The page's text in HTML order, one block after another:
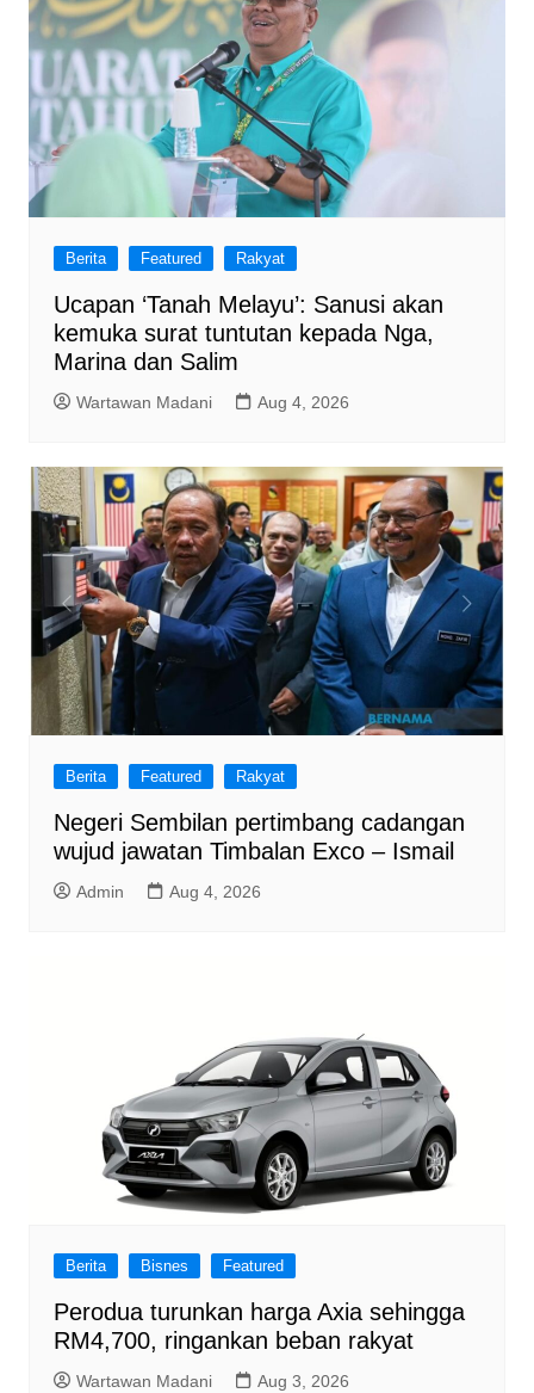
Berita Featured Rakyat
Ucapan ‘Tanah Melayu’: Sanusi akan
kemuka surat tuntutan kepada Nga,
Marina dan Salim
Wartawan Madani Aug 4, 2026
Berita Featured Rakyat
Negeri Sembilan pertimbang cadangan
wujud jawatan Timbalan Exco – Ismail
Admin Aug 4, 2026
Berita Bisnes Featured
Perodua turunkan harga Axia sehingga
RM4,700, ringankan beban rakyat
Wartawan Madani Aug 3, 2026